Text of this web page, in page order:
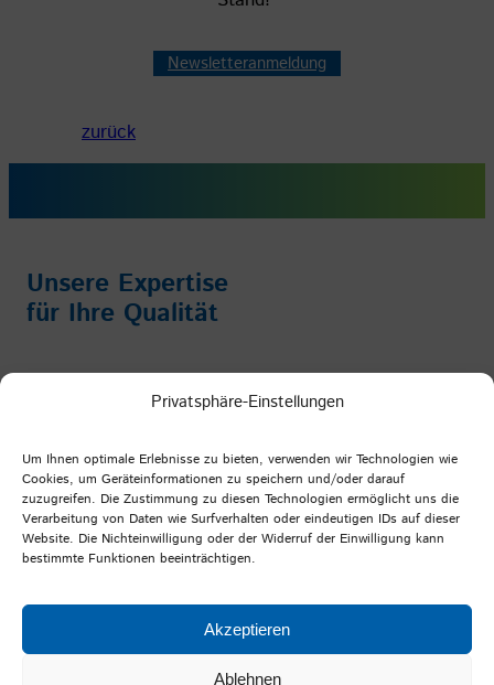
Privatsphäre-Einstellungen
Um Ihnen optimale Erlebnisse zu bieten, verwenden wir Technologien wie
Cookies, um Geräteinformationen zu speichern und/oder darauf
zuzugreifen. Die Zustimmung zu diesen Technologien ermöglicht uns die
Verarbeitung von Daten wie Surfverhalten oder eindeutigen IDs auf dieser
Website. Die Nichteinwilligung oder der Widerruf der Einwilligung kann
bestimmte Funktionen beeinträchtigen.
Akzeptieren
Ablehnen
Newsletteranmeldung
zurück
Unsere Expertise
für Ihre Qualität
Facebook Instagram YouTube LinkedIn
PFI Germany